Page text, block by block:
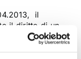
il
il diritto di un
telefonica a
nonché ad un